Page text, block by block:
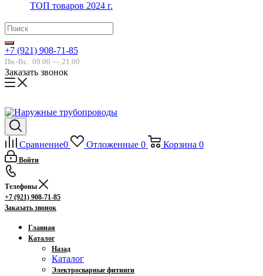
ТОП товаров 2024 г.
+7 (921) 908-71-85
Пн.-Вс. 09.00 — 21.00
Заказать звонок
Сравнение0 Отложенные 0 Корзина 0
Войти
Телефоны
+7 (921) 908-71-85
Заказать звонок
Главная
Каталог
Назад
Каталог
Электросварные фитинги